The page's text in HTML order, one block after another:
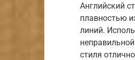
Английский
плавностью
линий.
стиля